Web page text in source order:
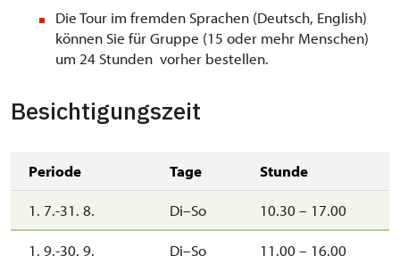
Die Tour im fremden Sprachen (Deutsch, English)
können Sie für Gruppe (15 oder mehr Menschen)
um 24 Stunden vorher bestellen.
Besichtigungszeit
Periode Tage Stunde
1. 7.-31. 8. Di–So 10.30 – 17.00
1. 9.-30. 9. Di–So 11.00 – 16.00